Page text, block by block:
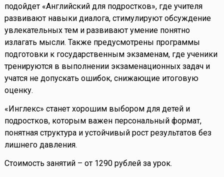
подойдет «Английский для подростков», где учителя
развивают навыки диалога, стимулируют обсуждение
увлекательных тем и развивают умение понятно
излагать мысли. Также предусмотрены программы
подготовки к государственным экзаменам, где ученики
тренируются в выполнении экзаменационных задач и
учатся не допускать ошибок, снижающие итоговую
оценку.
«Инглекс» станет хорошим выбором для детей и
подростков, которым важен персональный формат,
понятная структура и устойчивый рост результатов без
лишнего давления.
Стоимость занятий – от 1290 рублей за урок.